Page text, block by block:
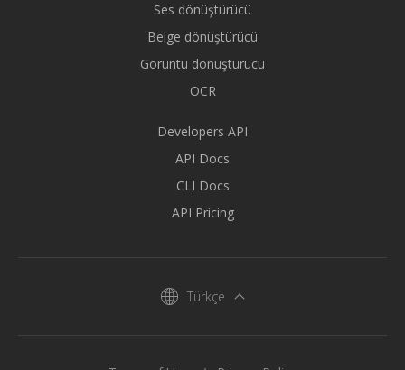
Ses dönüştürücü
Belge dönüştürücü
Görüntü dönüştürücü
OCR
Developers API
API Docs
CLI Docs
API Pricing
Türkçe